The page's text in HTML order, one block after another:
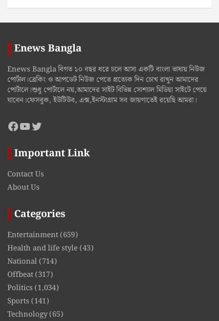
Enews Bangla
Enews Bangla বিগত ১০ বছর ধরে চলে আসা একটি বাংলা ভাষায় নিউজ
পোর্টাল।ব্রেকিং ও আপডেট নিউজ পেতে প্রত্যেক দিন চোখ রাখুন আমাদের
পোর্টালে।শুধু পোর্টালে নয়,আমাদের সাইট বিভিন্ন সোশ্যাল মিডিয়া সাইটে পেয়ে
যাবেন।ফেসবুক, ইউটিউব, এক্স,ইনস্টাগ্রাম সব জায়গাতেই রয়েছি আমরা।
Facebook
YouTube
Twitter
Important Link
Contact Us
About Us
Categories
Entertainment(659)
Health and life style(43)
National(714)
Offbeat(317)
Politics (1,034)
Sports (141)
Technology(65)